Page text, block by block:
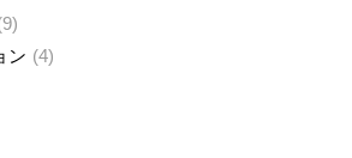
9
ン
4